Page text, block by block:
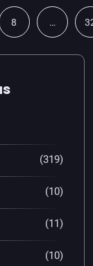
8 …
(319)
(10)
(11)
(10)